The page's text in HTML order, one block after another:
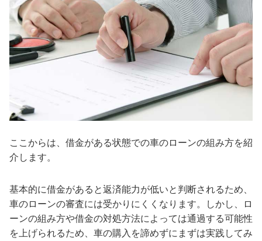
ここからは、借金がある状態での車のローンの組み方を紹
介します。
基本的に借金があると返済能力が低いと判断されるため、
車のローンの審査には受かりにくくなります。しかし、ロ
ーンの組み方や借金の対処方法によっては通過する可能性
を上げられるため、車の購入を諦めずにまずは実践してみ